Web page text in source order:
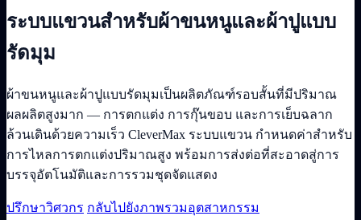
ระบบแขวนสำหรับผ้าขนหนูและผ้าปูแบบ
รัดมุม
ผ้าขนหนูและผ้าปูแบบรัดมุมเป็นผลิตภัณฑ์รอบสั้นที่มีปริมาณ
ผลผลิตสูงมาก — การตกแต่ง การกุ๊นขอบ และการเย็บฉลาก
ล้วนเดินด้วยความเร็ว CleverMax ระบบแขวน กำหนดค่าสำหรับ
การไหลการตกแต่งปริมาณสูง พร้อมการส่งต่อที่สะอาดสู่การ
บรรจุอัตโนมัติและการรวมชุดจัดแสดง
ปรึกษาวิศวกร กลับไปยังภาพรวมอุตสาหกรรม